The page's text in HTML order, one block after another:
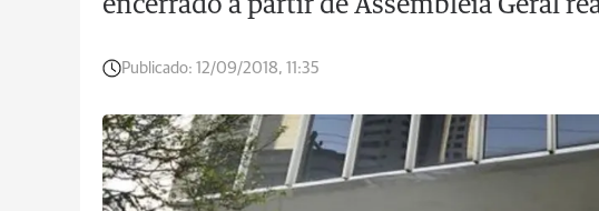
encerrado a partir de Assembleia Geral
Publicado: 12/09/2018, 11:35